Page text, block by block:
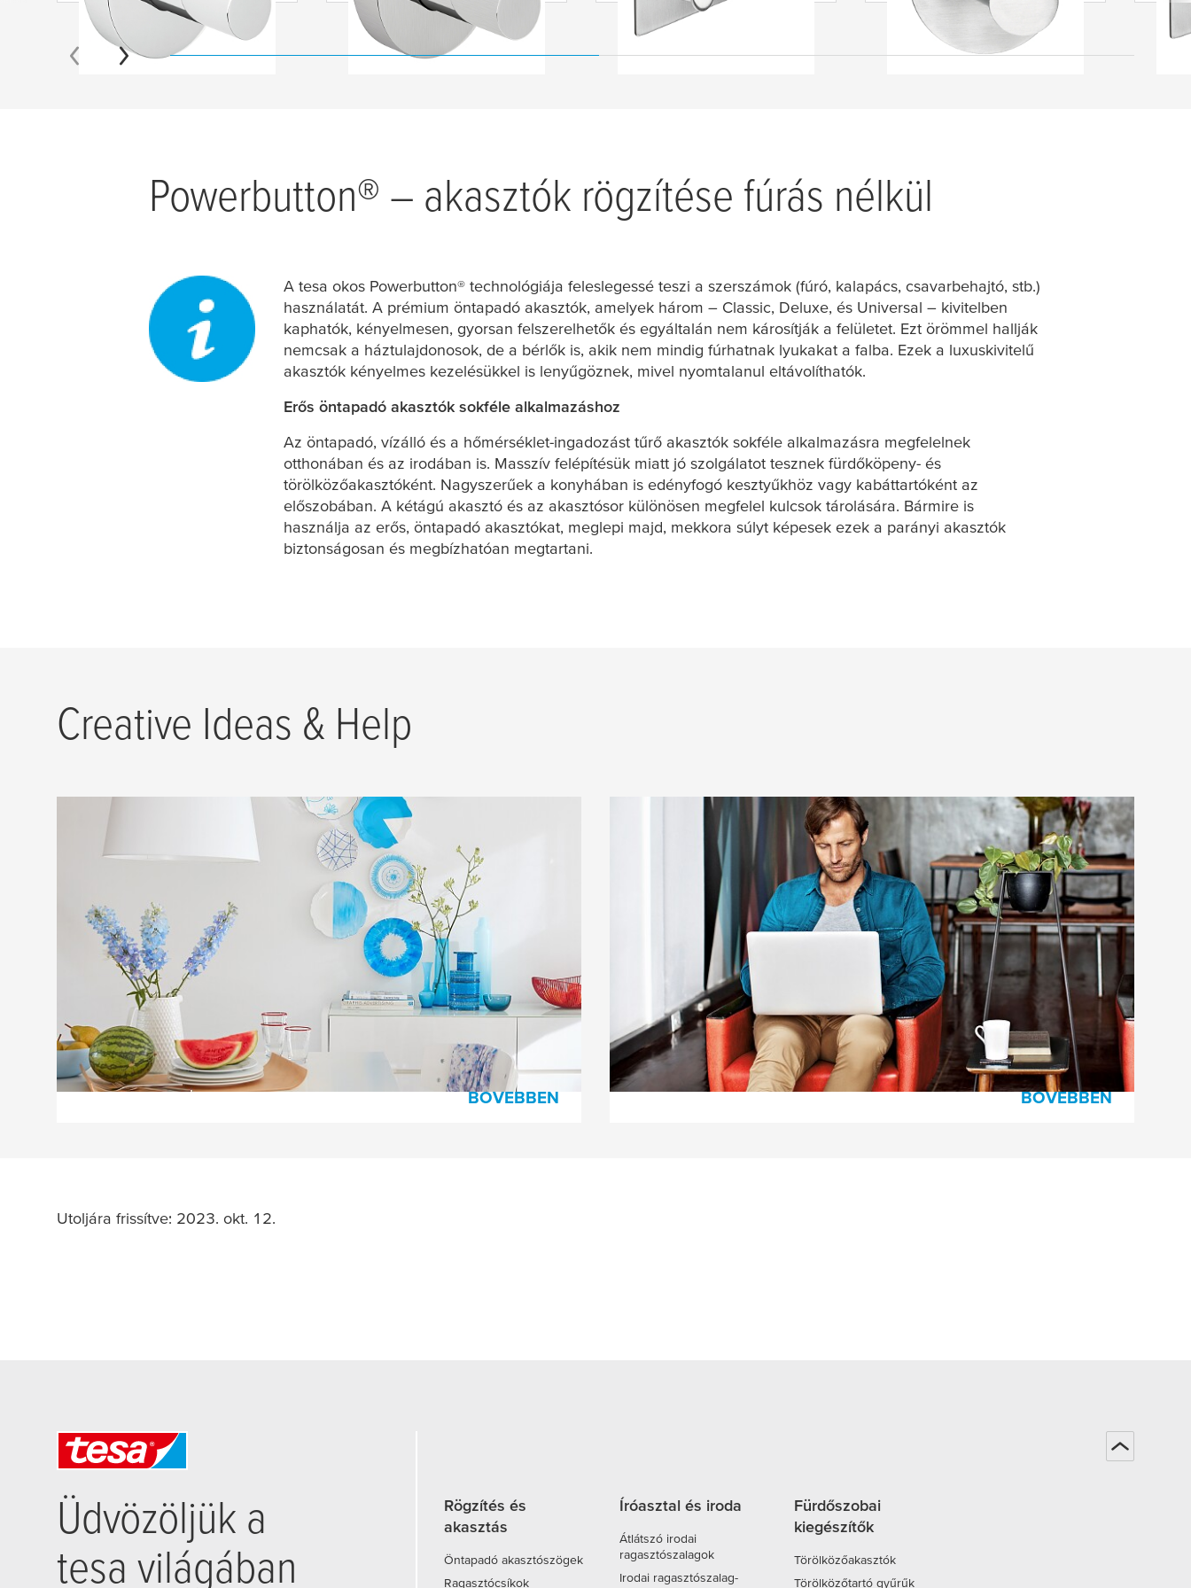
Powerbutton® – akasztók rögzítése fúrás nélkül
A tesa okos Powerbutton® technológiája feleslegessé teszi a szerszámok (fúró, kalapács, csavarbehajtó, stb.)
használatát. A prémium öntapadó akasztók, amelyek három – Classic, Deluxe, és Universal – kivitelben
kaphatók, kényelmesen, gyorsan felszerelhetők és egyáltalán nem károsítják a felületet. Ezt örömmel hallják
nemcsak a háztulajdonosok, de a bérlők is, akik nem mindig fúrhatnak lyukakat a falba. Ezek a luxuskivitelű
akasztók kényelmes kezelésükkel is lenyűgöznek, mivel nyomtalanul eltávolíthatók.
Erős öntapadó akasztók sokféle alkalmazáshoz
Az öntapadó, vízálló és a hőmérséklet-ingadozást tűrő akasztók sokféle alkalmazásra megfelelnek
otthonában és az irodában is. Masszív felépítésük miatt jó szolgálatot tesznek fürdőköpeny- és
törölközőakasztóként. Nagyszerűek a konyhában is edényfogó kesztyűkhöz vagy kabáttartóként az
előszobában. A kétágú akasztó és az akasztósor különösen megfelel kulcsok tárolására. Bármire is
használja az erős, öntapadó akasztókat, meglepi majd, mekkora súlyt képesek ezek a parányi akasztók
biztonságosan és megbízhatóan megtartani.
Creative Ideas & Help
Kreatív ötletek
Ragasztási megoldásainkkal rengeteg elképzelést valósíthat meg,
miközben képzelete szabadon szárnyalhat. Azonban, ha éppen
nincs saját ötlete otthona dekorálásához, itt könnyen megvalósítható,
inspiráló leírásokat talál. Legyen szó kerti rendszerezőről, polcos
szekrényről gyerekeknek vagy dekoratív ékszertartóról - itt szinte
minden lehetséges. A jó hír pedig az, hogy tippjeink sorát
folyamatosan bővítjük! Valósítsa meg kreatív ötleteit és élje meg
kreatív énjét ragasztószalagjaink, ragasztóstiftjeink, folyékony és
hobbi ragasztóink, vagy öntapadós kiegészítőink segítségével!
BŐVEBBEN
Segítség & Támogatás
Itt megtalálhatja a Gyakran Ismételt Kérdéseket. Ha további kérdése
van, kérem használja a képernyő alján található kapcsolatfelvételi
funkciót, vagy hívjon fel minket.
BŐVEBBEN
Utoljára frissítve: 2023. okt. 12.
Üdvözöljük a
tesa világában
Rögzítés és
akasztás
Öntapadó akasztószögek
Ragasztócsíkok
Íróasztal és iroda
Átlátszó irodai
ragasztószalagok
Irodai ragasztószalag-
Fürdőszobai
kiegészítők
Törölközőakasztók
Törölközőtartó gyűrűk